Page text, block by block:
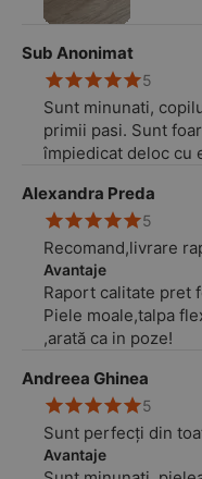
Sub Anonimat
5
Sunt minunati,
primii pasi. Sunt
împiedicat deloc cu
Alexandra Preda
5
Recomand,livrare
Avantaje
Raport calitate pret
Piele moale,talpa
,arată ca in poze!
Andreea Ghinea
5
Sunt perfecți din
Avantaje